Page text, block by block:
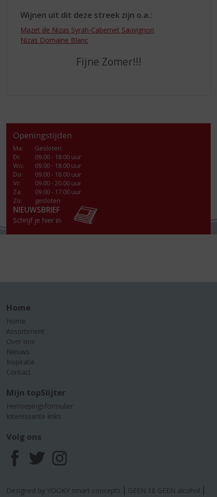
Wijnen uit dit deze streek zijn o.a.:
Mazet de Nizas Syrah-Cabernet Sauvignon
Nizas Domaine Blanc
Fijne Zomer!!!
Openingstijden
Ma:
Gesloten
Di:
09.00 - 18.00 uur
Wo:
09.00 - 18.00 uur
Do:
09.00 - 18.00 uur
Vr:
09.00 - 20.00 uur
Za:
09.00 - 17.00 uur
Zo:
gesloten
NIEUWSBRIEF
Schrijf je hier in
Home
Home
Assortiment
Over ons
Nieuws
Inspiratie
Contact
Mijn topSlijter
Herroepingsformulier
Interessante links
Volg ons
F
a
T
w
I
n
Designed by YOOKY smart concepts GEEN 18 GEEN alcohol